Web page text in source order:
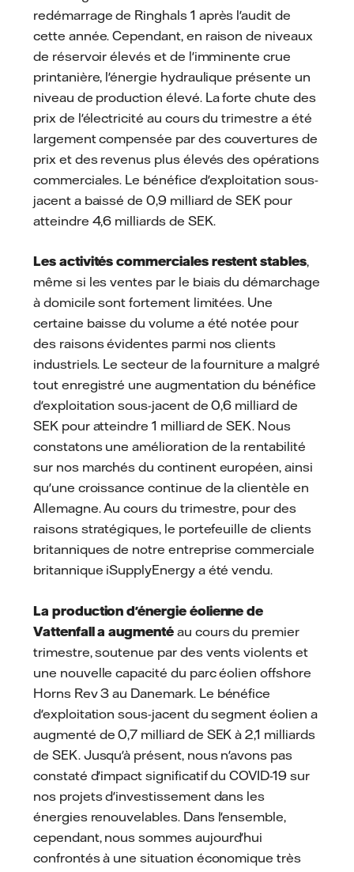
redémarrage de Ringhals 1 après l'audit de
cette année. Cependant, en raison de niveaux
de réservoir élevés et de l'imminente crue
printanière, l'énergie hydraulique présente un
niveau de production élevé. La forte chute des
prix de l'électricité au cours du trimestre a été
largement compensée par des couvertures de
prix et des revenus plus élevés des opérations
commerciales. Le bénéfice d'exploitation sous-
jacent a baissé de 0,9 milliard de SEK pour
atteindre 4,6 milliards de SEK.
Les activités commerciales restent stables,
même si les ventes par le biais du démarchage
à domicile sont fortement limitées. Une
certaine baisse du volume a été notée pour
des raisons évidentes parmi nos clients
industriels. Le secteur de la fourniture a malgré
tout enregistré une augmentation du bénéfice
d'exploitation sous-jacent de 0,6 milliard de
SEK pour atteindre 1 milliard de SEK. Nous
constatons une amélioration de la rentabilité
sur nos marchés du continent européen, ainsi
qu'une croissance continue de la clientèle en
Allemagne. Au cours du trimestre, pour des
raisons stratégiques, le portefeuille de clients
britanniques de notre entreprise commerciale
britannique iSupplyEnergy a été vendu.
La production d'énergie éolienne de
Vattenfall a augmentéau cours du premier
trimestre, soutenue par des vents violents et
une nouvelle capacité du parc éolien offshore
Horns Rev 3 au Danemark. Le bénéfice
d'exploitation sous-jacent du segment éolien a
augmenté de 0,7 milliard de SEK à 2,1 milliards
de SEK. Jusqu'à présent, nous n'avons pas
constaté d'impact significatif du COVID-19 sur
nos projets d'investissement dans les
énergies renouvelables. Dans l'ensemble,
cependant, nous sommes aujourd'hui
confrontés à une situation économique très